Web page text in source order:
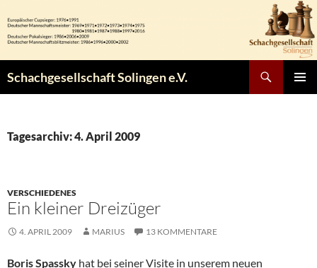
Inhalt
springen
Schachgesellschaft Solingen e.V.
Tagesarchiv: 4. April 2009
VERSCHIEDENES
Ein kleiner Dreizüger
4. APRIL 2009 MARIUS 13 KOMMENTARE
Boris Spassky hat bei seiner Visite in unserem neuen